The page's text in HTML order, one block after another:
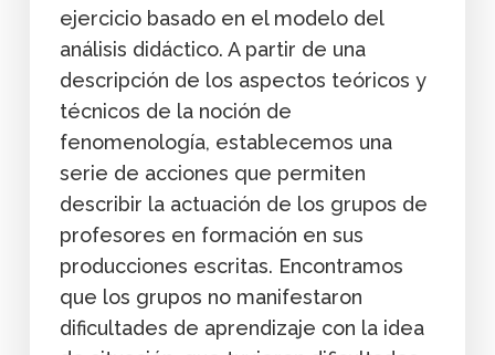
ejercicio basado en el modelo del
análisis didáctico. A partir de una
descripción de los aspectos teóricos y
técnicos de la noción de
fenomenología, establecemos una
serie de acciones que permiten
describir la actuación de los grupos de
profesores en formación en sus
producciones escritas. Encontramos
que los grupos no manifestaron
dificultades de aprendizaje con la idea